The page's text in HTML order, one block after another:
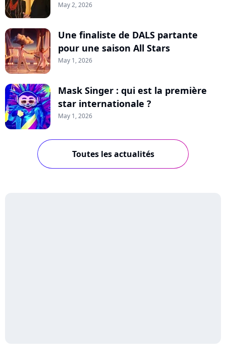
May 2, 2026
Une finaliste de DALS partante
pour une saison All Stars
May 1, 2026
Mask Singer : qui est la première
star internationale ?
May 1, 2026
Toutes les actualités